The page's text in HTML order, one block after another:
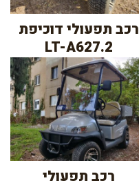
רכב תפעולי דוכיפת
LT-A627.2
רכב תפעולי